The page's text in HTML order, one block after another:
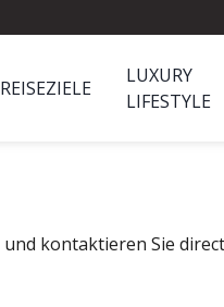
REISEZIELE
LUXURY
LIFESTYLE
kontaktieren Sie